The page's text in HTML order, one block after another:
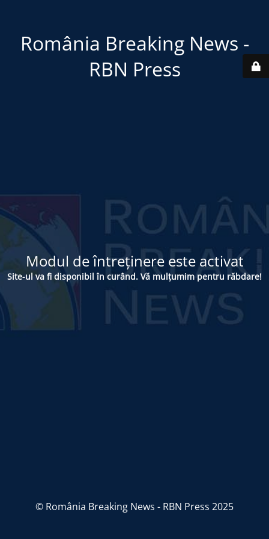
România Breaking News -
RBN Press
Modul de întreținere este activat
Site-ul va fi disponibil în curând. Vă mulțumim pentru răbdare!
© România Breaking News - RBN Press 2025